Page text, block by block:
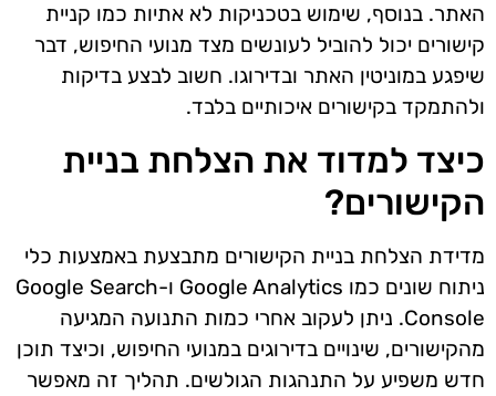
האתר. בנוסף, שימוש בטכניקות לא אתיות כמו קניית
קישורים יכול להוביל לעונשים מצד מנועי החיפוש, דבר
שיפגע במוניטין האתר ובדירוגו. חשוב לבצע בדיקות
ולהתמקד בקישורים איכותיים בלבד.
כיצד למדוד את הצלחת בניית
הקישורים?
מדידת הצלחת בניית הקישורים מתבצעת באמצעות כלי
ניתוח שונים כמו Google Analytics ו-Google Search
Console. ניתן לעקוב אחרי כמות התנועה המגיעה
מהקישורים, שינויים בדירוגים במנועי החיפוש, וכיצד תוכן
חדש משפיע על התנהגות הגולשים. תהליך זה מאפשר